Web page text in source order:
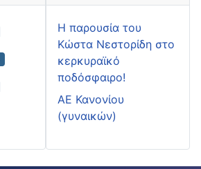
H παρουσία του
Κώστα Νεστορίδη στο
κερκυραϊκό
ποδόσφαιρο!
ΑΕ Κανονίου
(γυναικών)